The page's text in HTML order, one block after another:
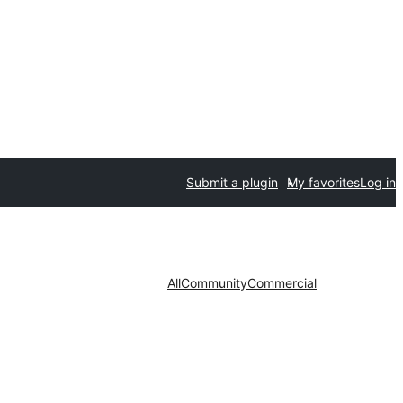
Submit a plugin My favoritesLog in
AllCommunityCommercial